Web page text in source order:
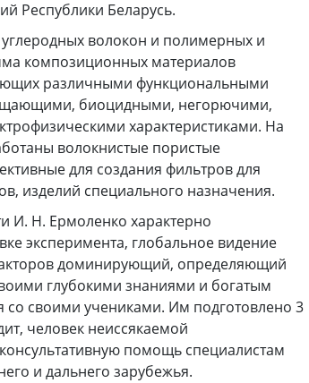
Республики Беларусь.
волокон и полимерных и
композиционных материалов
различными функциональными
биоцидными, негорючими,
характеристиками. На
волокнистые пористые
для создания фильтров для
изделий специального назначения.
И. Н. Ермоленко характерно
эксперимента, глобальное видение
доминирующий, определяющий
глубокими знаниями и богатым
своими учениками. Им подготовлено 3
человек неиссякаемой
помощь специалистам
и дальнего зарубежья.